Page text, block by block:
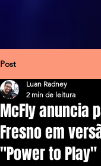
Post
McFly anuncia
Fresno em
"Power to Play"
Luan Radney
2 min de leitura